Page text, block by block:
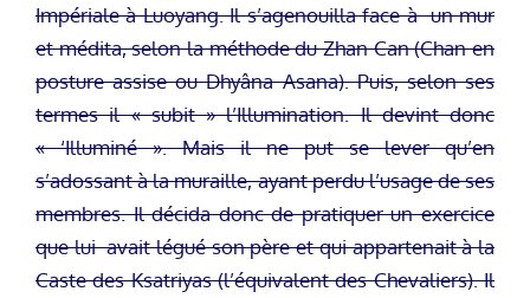
Impériale à Luoyang. Il s’agenouilla face à un mur
et médita, selon la méthode du Zhan Can (Chan en
posture assise ou Dhyâna Asana). Puis, selon ses
termes il « subit » l’Illumination. Il devint donc
« ‘Illuminé ». Mais il ne put se lever qu’en
s’adossant à la muraille, ayant perdu l’usage de ses
membres. Il décida donc de pratiquer un exercice
que lui avait légué son père et qui appartenait à la
Caste des Ksatriyas (l’équivalent des Chevaliers). Il